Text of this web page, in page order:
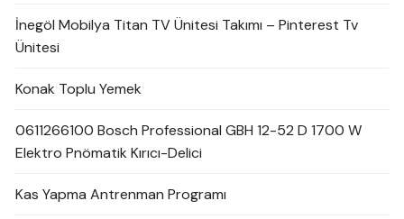
İnegöl Mobilya Titan TV Ünitesi Takımı – Pinterest Tv
Ünitesi
Konak Toplu Yemek
0611266100 Bosch Professional GBH 12-52 D 1700 W
Elektro Pnömatik Kırıcı-Delici
Kas Yapma Antrenman Programı